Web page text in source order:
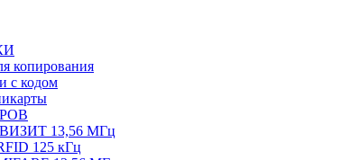
копирования
с кодом
ВИЗИТ 13,56 МГц
125 кГц